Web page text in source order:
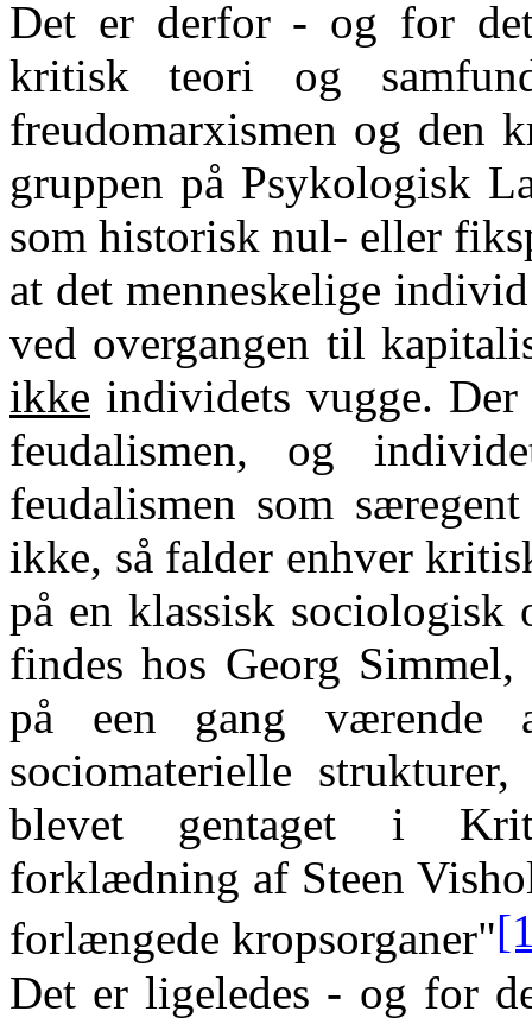
Det er derfor - og for
kritisk teori og
freudomarxismen og den
gruppen på Psykologisk
som historisk nul- eller
at det menneskelige
ved overgangen til
ikke individets vugge.
feudalismen, og
feudalismen som
ikke, så falder enhver
på en klassisk sociologisk
findes hos Georg Simmel,
på een gang værende
sociomaterielle
blevet gentaget i
forklædning af Steen
forlængede kropsorganer"
Det er ligeledes - og for